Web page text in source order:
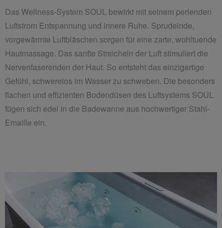
Das Wellness-System SOUL bewirkt mit seinem perlenden
Luftstrom Entspannung und innere Ruhe. Sprudelnde,
vorgewärmte Luftbläschen sorgen für eine zarte, wohltuende
Hautmassage. Das sanfte Streicheln der Luft stimuliert die
Nervenfaserenden der Haut. So entsteht das einzigartige
Gefühl, schwerelos im Wasser zu schweben. Die besonders
flachen und effizienten Bodendüsen des Luftsystems SOUL
fügen sich edel in die Badewanne aus hochwertiger Stahl-
Emaille ein.